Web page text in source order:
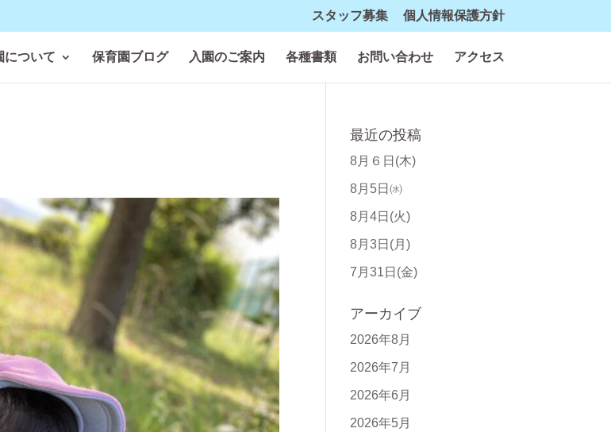
スタッフ募集 個人情報保護方針
について 保育園ブログ 入園のご案内 各種書類 お問い合わせ アクセス
最近の投稿
8月６日(木)
8月5日㈬
8月4日(火)
8月3日(月)
7月31日(金)
アーカイブ
2026年8月
2026年7月
2026年6月
2026年5月